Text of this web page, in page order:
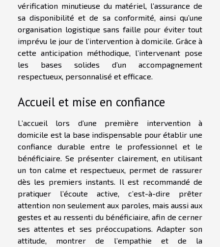
vérification minutieuse du matériel, l’assurance de
sa disponibilité et de sa conformité, ainsi qu’une
organisation logistique sans faille pour éviter tout
imprévu le jour de l’intervention à domicile. Grâce à
cette anticipation méthodique, l’intervenant pose
les bases solides d’un accompagnement
respectueux, personnalisé et efficace.
Accueil et mise en confiance
L’accueil lors d’une première intervention à
domicile est la base indispensable pour établir une
confiance durable entre le professionnel et le
bénéficiaire. Se présenter clairement, en utilisant
un ton calme et respectueux, permet de rassurer
dès les premiers instants. Il est recommandé de
pratiquer l’écoute active, c’est-à-dire prêter
attention non seulement aux paroles, mais aussi aux
gestes et au ressenti du bénéficiaire, afin de cerner
ses attentes et ses préoccupations. Adapter son
attitude, montrer de l’empathie et de la